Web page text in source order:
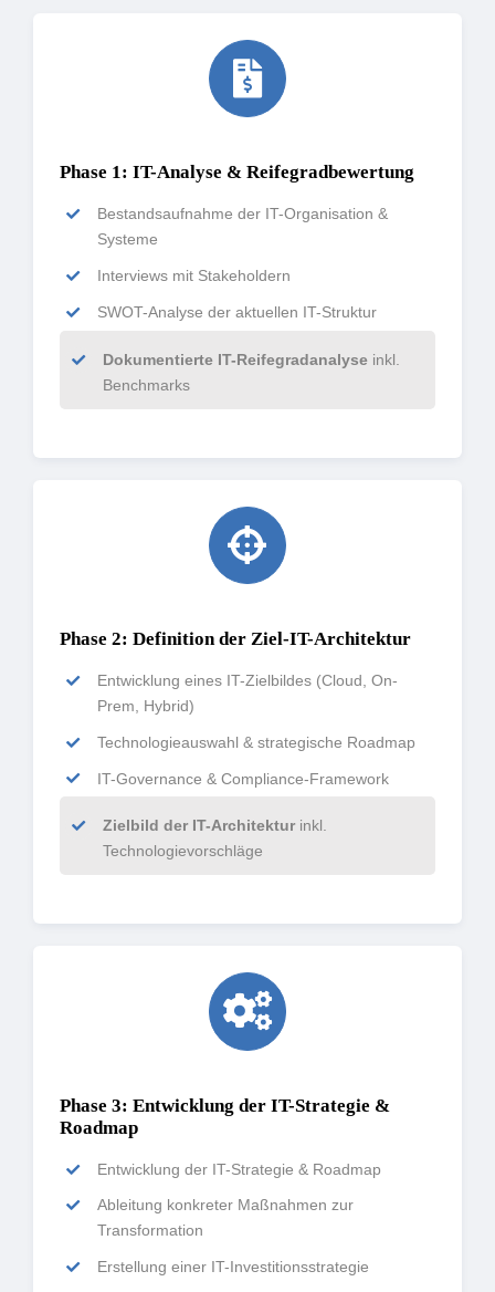
Phase 1: IT-Analyse & Reifegradbewertung
Bestandsaufnahme der IT-Organisation &
Systeme
Interviews mit Stakeholdern
SWOT-Analyse der aktuellen IT-Struktur
Dokumentierte IT-Reifegradanalyseinkl.
Benchmarks
Phase 2: Definition der Ziel-IT-Architektur
Entwicklung eines IT-Zielbildes (Cloud, On-
Prem, Hybrid)
Technologieauswahl & strategische Roadmap
IT-Governance & Compliance-Framework
Zielbild der IT-Architektur inkl.
Technologievorschläge
Phase 3: Entwicklung der IT-Strategie &
Roadmap
Entwicklung der IT-Strategie & Roadmap
Ableitung konkreter Maßnahmen zur
Transformation
Erstellung einer IT-Investitionsstrategie